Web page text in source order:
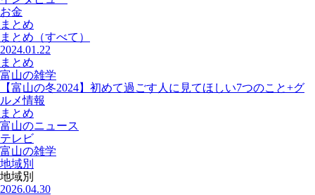
お金
まとめ
まとめ （すべて）
2024.01.22
まとめ
富山の雑学
【富山の冬2024】初めて過ごす人に見てほしい7つのこと+グ
ルメ情報
まとめ
富山のニュース
テレビ
富山の雑学
地域別
地域別
2026.04.30